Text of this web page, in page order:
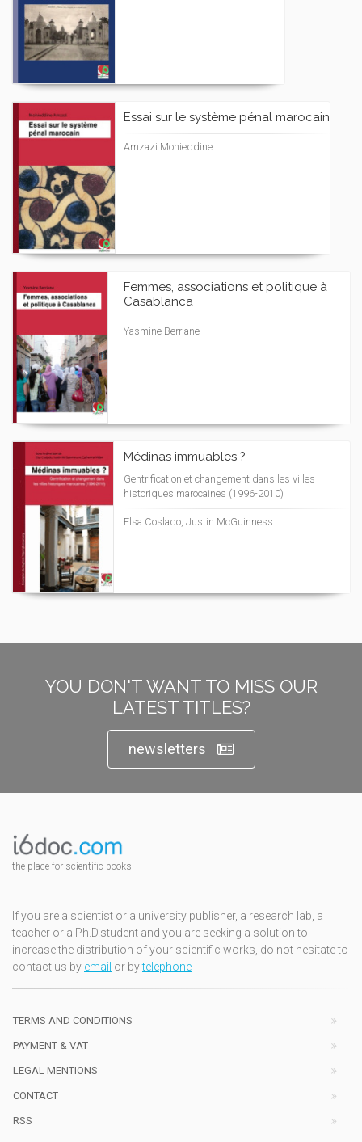
Essai sur le système pénal marocain
Amzazi Mohieddine
Femmes, associations et politique à
Casablanca
Yasmine Berriane
Médinas immuables ?
Gentrification et changement dans les villes
historiques marocaines (1996-2010)
Elsa Coslado, Justin McGuinness
YOU DON'T WANT TO MISS OUR
LATEST TITLES?
newsletters
the place for scientific books
If you are a scientist or a university publisher, a research lab, a
teacher or a Ph.D.student and you are seeking a solution to
increase the distribution of your scientific works, do not hesitate to
contact us by email or bytelephone
TERMS AND CONDITIONS
PAYMENT & VAT
LEGAL MENTIONS
CONTACT
RSS